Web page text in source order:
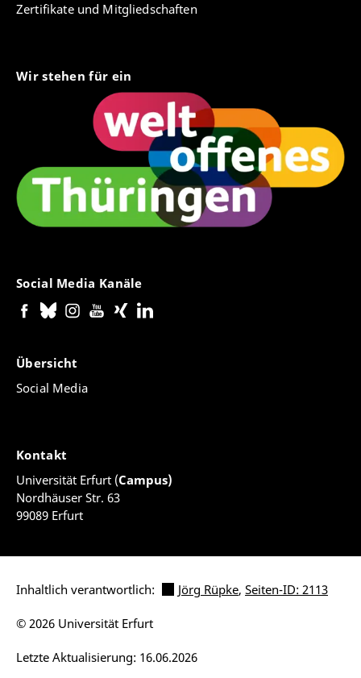
Zertifikate und Mitgliedschaften
Wir stehen für ein
Social Media Kanäle
Übersicht
Social Media
Kontakt
Universität Erfurt (Campus)
Nordhäuser Str. 63
99089 Erfurt
Inhaltlich verantwortlich: Jörg Rüpke, Seiten-ID: 2113
Letzte Aktualisierung: 16.06.2026
© 2026 Universität Erfurt